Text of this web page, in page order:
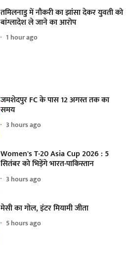
तमिलनाडु में नौकरी का झांसा देकर युवती को
बांग्लादेश ले जाने का आरोप
1 hour ago
जमशेदपुर FC के पास 12 अगस्त तक का
समय
3 hours ago
Women's T-20 Asia Cup 2026 : 5
सितंबर को भिड़ेंगे भारत-पाकिस्तान
3 hours ago
मेसी का गोल, इंटर मियामी जीता
5 hours ago